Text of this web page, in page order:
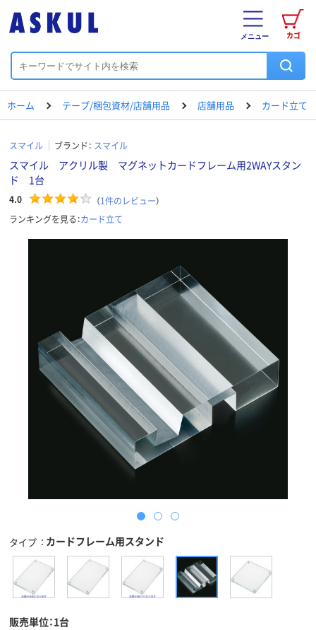
カゴ
メニュー
ホーム テープ/梱包資材/店舗用品 店舗用品 カード立て
スマイル ブランド： スマイル
スマイル アクリル製 マグネットカードフレーム用2WAYスタン
ド 1台
4.0 （1件のレビュー）
ランキングを見る：カード立て
タイプ カードフレーム用スタンド
販売単位：1台